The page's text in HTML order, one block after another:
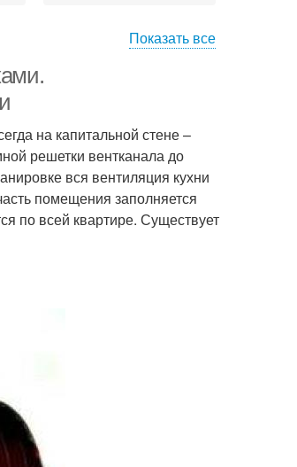
Показать все
на капитальной стене –
решетки вентканала до
вся вентиляция кухни
помещения заполняется
по всей квартире. Существует